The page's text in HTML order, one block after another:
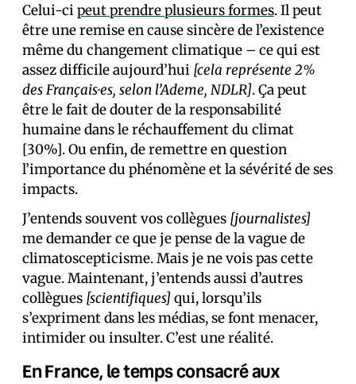
Celui-ci peut prendre plusieurs formes. Il peut
être une remise en cause sincère de l’existence
même du changement climatique – ce qui est
assez difficile aujourd’hui [cela représente 2%
des Français·es, selon l’Ademe, NDLR]. Ça peut
être le fait de douter de la responsabilité
humaine dans le réchauffement du climat
[30%]. Ou enfin, de remettre en question
l’importance du phénomène et la sévérité de ses
impacts.
J’entends souvent vos collègues [journalistes]
me demander ce que je pense de la vague de
climatoscepticisme. Mais je ne vois pas cette
vague. Maintenant, j’entends aussi d’autres
collègues [scientifiques] qui, lorsqu’ils
s’expriment dans les médias, se font menacer,
intimider ou insulter. C’est une réalité.
En France, le temps consacré aux